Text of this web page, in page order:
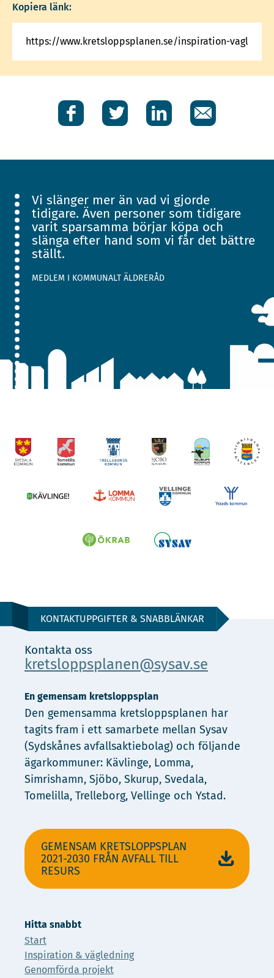
Kopiera länk:
FacebookTwitter LinkedIn E-
post
Vi slänger mer än vad vi gjorde
tidigare. Även personer som tidigare
varit sparsamma börjar köpa och
slänga efter hand som vi får det bättre
ställt.
MEDLEM I KOMMUNALT ÄLDRERÅD
KONTAKTUPPGIFTER & SNABBLÄNKAR
Kontakta oss
kretsloppsplanen@sysav.se
En gemensam kretsloppsplan
Den gemensamma kretsloppsplanen har
tagits fram i ett samarbete mellan Sysav
(Sydskånes avfallsaktiebolag) och följande
ägarkommuner: Kävlinge, Lomma,
Simrishamn, Sjöbo, Skurup, Svedala,
Tomelilla, Trelleborg, Vellinge och Ystad.
GEMENSAM KRETSLOPPSPLAN
2021-2030 FRÅN AVFALL TILL
RESURS
Hitta snabbt
Start
Inspiration & vägledning
Genomförda projekt